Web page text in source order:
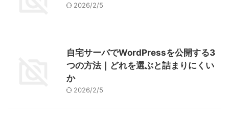
2026/2/5
自宅サーバでWordPressを公開する3
つの方法｜どれを選ぶと詰まりにくい
か
2026/2/5